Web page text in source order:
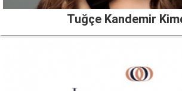
Tuğçe Kandemir